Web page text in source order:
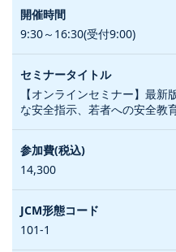
9:30～16:30(受付9:00)
【オンラインセミナー】最
な安全指示、若者への安全教
14,300
101-1